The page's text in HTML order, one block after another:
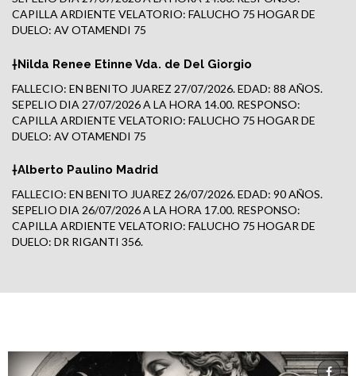
CAPILLA ARDIENTE VELATORIO: FALUCHO 75 HOGAR DE
DUELO: AV OTAMENDI 75
†Nilda Renee Etinne Vda. de Del Giorgio
FALLECIO: EN BENITO JUAREZ 27/07/2026. EDAD: 88 AÑOS.
SEPELIO DIA 27/07/2026 A LA HORA 14.00. RESPONSO:
CAPILLA ARDIENTE VELATORIO: FALUCHO 75 HOGAR DE
DUELO: AV OTAMENDI 75
†Alberto Paulino Madrid
FALLECIO: EN BENITO JUAREZ 26/07/2026. EDAD: 90 AÑOS.
SEPELIO DIA 26/07/2026 A LA HORA 17.00. RESPONSO:
CAPILLA ARDIENTE VELATORIO: FALUCHO 75 HOGAR DE
DUELO: DR RIGANTI 356.